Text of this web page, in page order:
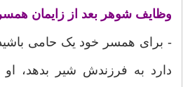
وظایف شوهر بعد از زایمان همسر
- برای همسر خود یک حامی
دارد به فرزندش شیر بدهد، او